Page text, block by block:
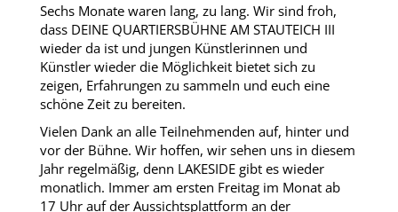
Sechs Monate waren lang, zu lang. Wir sind froh,
dass DEINE QUARTIERSBÜHNE AM STAUTEICH III
wieder da ist und jungen Künstlerinnen und
Künstler wieder die Möglichkeit bietet sich zu
zeigen, Erfahrungen zu sammeln und euch eine
schöne Zeit zu bereiten.
Vielen Dank an alle Teilnehmenden auf, hinter und
vor der Bühne. Wir hoffen, wir sehen uns in diesem
Jahr regelmäßig, denn LAKESIDE gibt es wieder
monatlich. Immer am ersten Freitag im Monat ab
17 Uhr auf der Aussichtsplattform an der